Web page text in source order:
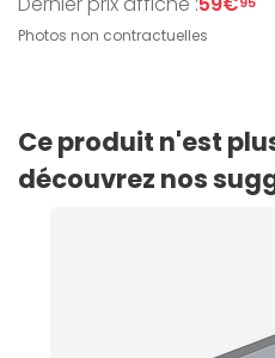
Photos non contractuelles
Ce produit n'est
découvrez nos